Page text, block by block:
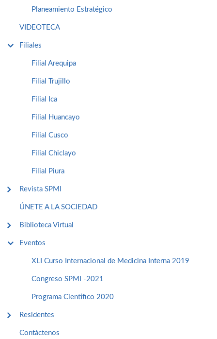
Planeamiento Estratégico
VIDEOTECA
Filiales
Filial Arequipa
Filial Trujillo
Filial Ica
Filial Huancayo
Filial Cusco
Filial Chiclayo
Filial Piura
Revista SPMI
ÚNETE A LA SOCIEDAD
Biblioteca Virtual
Eventos
XLI Curso Internacional de Medicina Interna 2019
Congreso SPMI -2021
Programa Cientifico 2020
Residentes
Contáctenos